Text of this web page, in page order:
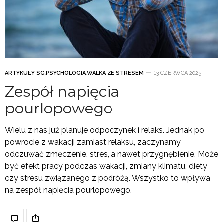
ARTYKUŁY SG,PSYCHOLOGIA,WALKA ZE STRESEM 13 CZERWCA 2025
Zespół napięcia
pourlopowego
Wielu z nas już planuje odpoczynek i relaks. Jednak po
powrocie z wakacji zamiast relaksu, zaczynamy
odczuwać zmęczenie, stres, a nawet przygnębienie. Może
być efekt pracy podczas wakacji, zmiany klimatu, diety
czy stresu związanego z podróżą. Wszystko to wpływa
na zespół napięcia pourlopowego.